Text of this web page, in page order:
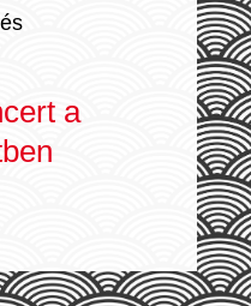
a